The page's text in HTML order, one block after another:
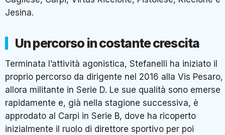
Jesina.
Un percorso in costante crescita
Terminata l’attività agonistica, Stefanelli ha iniziato il
proprio percorso da dirigente nel 2016 alla Vis Pesaro,
allora militante in Serie D. Le sue qualità sono emerse
rapidamente e, già nella stagione successiva, è
approdato al Carpi in Serie B, dove ha ricoperto
inizialmente il ruolo di direttore sportivo per poi